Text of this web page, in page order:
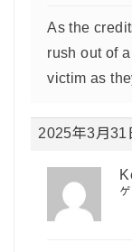
As the
rush out of
victim as
2025年3月31